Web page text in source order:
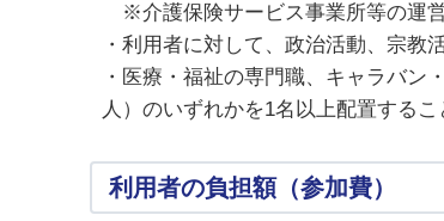
※介護保険サービス事業所等の運
・利用者に対して、政治活動、宗教
・医療・福祉の専門職、キャラバ
人）のいずれかを1名以上配置するこ
利用者の負担額（参加費）